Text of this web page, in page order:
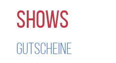
SHOWS
GUTSCHEINE